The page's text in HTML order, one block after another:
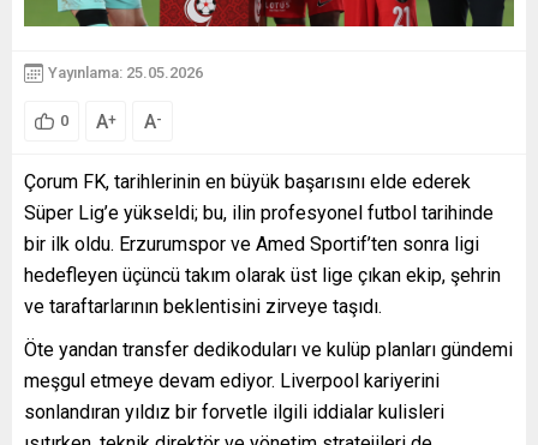
Yayınlama: 25.05.2026
0 A+ A-
Çorum FK, tarihlerinin en büyük başarısını elde ederek
Süper Lig’e yükseldi; bu, ilin profesyonel futbol tarihinde
bir ilk oldu. Erzurumspor ve Amed Sportif’ten sonra ligi
hedefleyen üçüncü takım olarak üst lige çıkan ekip, şehrin
ve taraftarlarının beklentisini zirveye taşıdı.
Öte yandan transfer dedikoduları ve kulüp planları gündemi
meşgul etmeye devam ediyor. Liverpool kariyerini
sonlandıran yıldız bir forvetle ilgili iddialar kulisleri